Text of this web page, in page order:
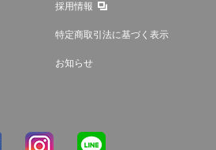
採用情報
特定商取引法に基づく表示
お知らせ